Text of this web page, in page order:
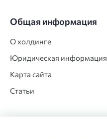
Общая информация
О холдинге
Юридическая информация
Карта сайта
Статьи